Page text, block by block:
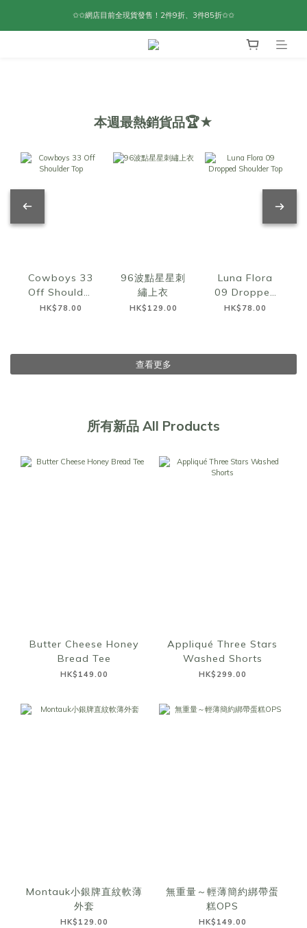
✩✩網店目前全現貨發售！2件9折、3件85折✩✩
本週最熱銷貨品🏆★
Cowboys 33
Off Shoulder
Top
HK$78.00
96波點星星刺
繡上衣
HK$129.00
Luna Flora
09 Dropped
Shoulder Top
HK$78.00
查看更多
所有新品 All Products
Butter Cheese Honey
Bread Tee
HK$149.00
Appliqué Three Stars
Washed Shorts
HK$299.00
Montauk小銀牌直紋軟薄
外套
HK$129.00
無重量～輕薄簡約綁帶蛋
糕OPS
HK$149.00